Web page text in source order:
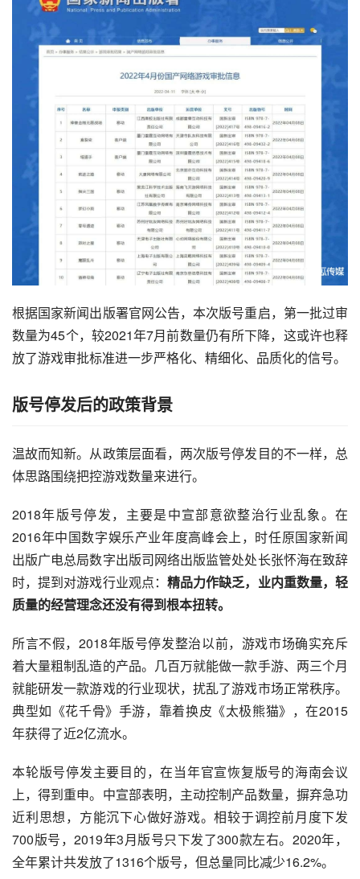
根据国家新闻出版署官网公告，本次版号重启，第一批过审
数量为45个，较2021年7月前数量仍有所下降，这或许也释
放了游戏审批标准进一步严格化、精细化、品质化的信号。
版号停发后的政策背景
温故而知新。从政策层面看，两次版号停发目的不一样，总
体思路围绕把控游戏数量来进行。
2018年版号停发，主要是中宣部意欲整治行业乱象。在
2016年中国数字娱乐产业年度高峰会上，时任原国家新闻
出版广电总局数字出版司网络出版监管处处长张怀海在致辞
时，提到对游戏行业观点： 精品力作缺乏，业内重数量，轻
质量的经营理念还没有得到根本扭转。
所言不假，2018年版号停发整治以前，游戏市场确实充斥
着大量粗制乱造的产品。几百万就能做一款手游、两三个月
就能研发一款游戏的行业现状，扰乱了游戏市场正常秩序。
典型如《花千骨》手游，靠着换皮《太极熊猫》，在2015
年获得了近2亿流水。
本轮版号停发主要目的，在当年官宣恢复版号的海南会议
上，得到重申。中宣部表明，主动控制产品数量，摒弃急功
近利思想，方能沉下心做好游戏。相较于调控前月度下发
700版号，2019年3月版号只下发了300款左右。2020年，
全年累计共发放了1316个版号，但总量同比减少16.2%。